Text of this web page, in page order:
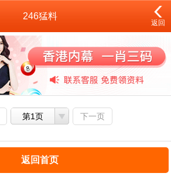
246猛料
返回
第1页 下一页
返回首页